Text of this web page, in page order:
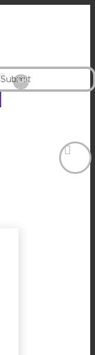
Submit
Clear